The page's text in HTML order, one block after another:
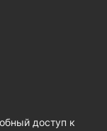
доступ к